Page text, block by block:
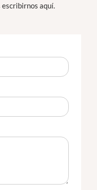
escribirnos aquí.